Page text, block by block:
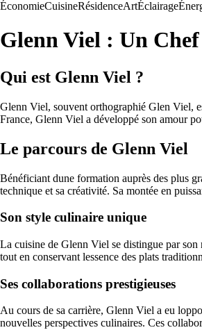
ÉconomieCuisineRésidenceArtÉclairage
Glenn Viel : Un
Qui est Glenn Viel ?
Glenn Viel, souvent orthographié Glen Viel,
France, Glenn Viel a développé son amour
Le parcours de Glenn Viel
Bénéficiant dune formation auprès des plus
technique et sa créativité. Sa montée en
Son style culinaire unique
La cuisine de Glenn Viel se distingue par son
tout en conservant lessence des plats
Ses collaborations prestigieuses
Au cours de sa carrière, Glenn Viel a eu
nouvelles perspectives culinaires. Ces